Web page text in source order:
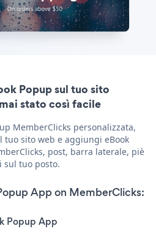
Popup sul tuo sito
stato così facile
MemberClicks personalizzata,
sito web e aggiungi eBook
post, barra laterale, piè
sul tuo posto.
App on MemberClicks:
Popup App